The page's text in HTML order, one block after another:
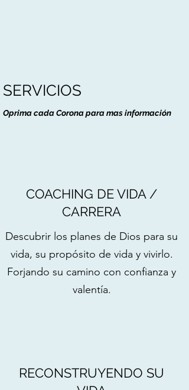
SERVICIOS
Oprima cada Corona para mas información
COACHING DE VIDA /
CARRERA
Descubrir los planes de Dios para su
vida, su propósito de vida y vivirlo.
Forjando su camino con confianza y
valentía.
RECONSTRUYENDO SU